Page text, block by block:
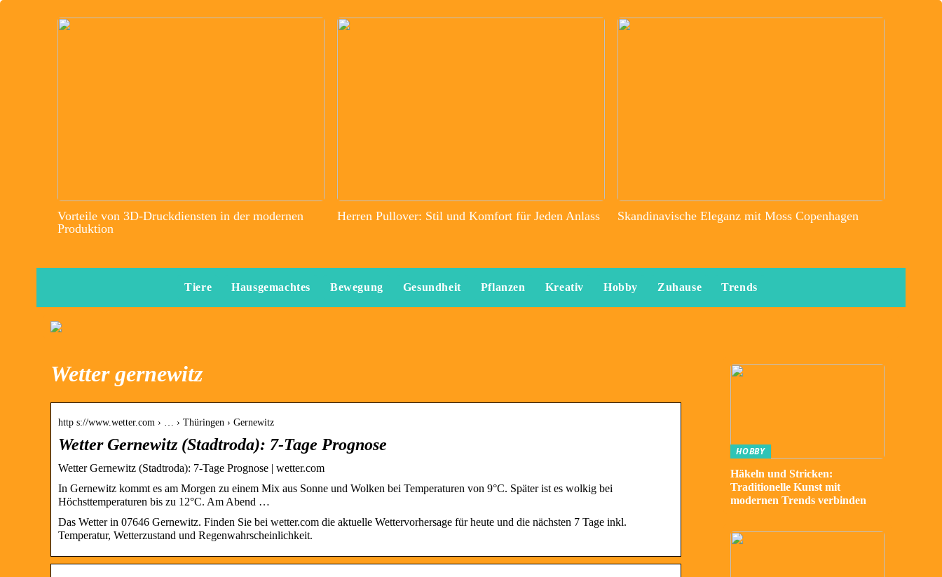
Vorteile von 3D-Druckdiensten in der modernen
Produktion
Herren Pullover: Stil und Komfort für Jeden Anlass Skandinavische Eleganz mit Moss Copenhagen
Tiere Hausgemachtes Bewegung Gesundheit Pflanzen Kreativ Hobby Zuhause Trends
Wetter gernewitz
http s://www.wetter.com › … › Thüringen › Gernewitz
Wetter Gernewitz (Stadtroda): 7-Tage Prognose
Wetter Gernewitz (Stadtroda): 7-Tage Prognose | wetter.com
In Gernewitz kommt es am Morgen zu einem Mix aus Sonne und Wolken bei Temperaturen von 9°C. Später ist es wolkig bei
Höchsttemperaturen bis zu 12°C. Am Abend …
Das Wetter in 07646 Gernewitz. Finden Sie bei wetter.com die aktuelle Wettervorhersage für heute und die nächsten 7 Tage inkl.
Temperatur, Wetterzustand und Regenwahrscheinlichkeit.
HOBBY
Häkeln und Stricken:
Traditionelle Kunst mit
modernen Trends verbinden